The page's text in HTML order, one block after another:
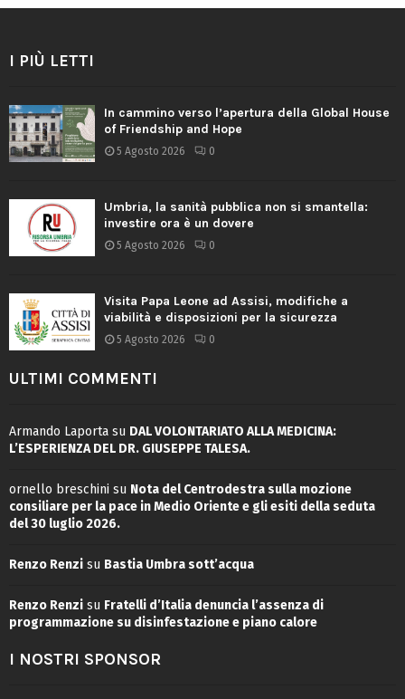
I PIÙ LETTI
In cammino verso l’apertura della Global House
of Friendship and Hope
5 Agosto 2026 0
Umbria, la sanità pubblica non si smantella:
investire ora è un dovere
5 Agosto 2026 0
Visita Papa Leone ad Assisi, modifiche a
viabilità e disposizioni per la sicurezza
5 Agosto 2026 0
ULTIMI COMMENTI
Armando Laporta su DAL VOLONTARIATO ALLA MEDICINA:
L’ESPERIENZA DEL DR. GIUSEPPE TALESA.
ornello breschini su Nota del Centrodestra sulla mozione
consiliare per la pace in Medio Oriente e gli esiti della seduta
del 30 luglio 2026.
Renzo Renzi su Bastia Umbra sott’acqua
Renzo Renzi su Fratelli d’Italia denuncia l’assenza di
programmazione su disinfestazione e piano calore
I NOSTRI SPONSOR